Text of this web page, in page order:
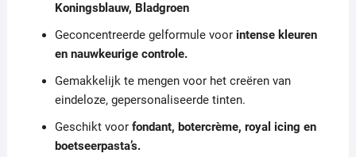
Koningsblauw, Bladgroen
Geconcentreerde gelformule voor intense kleuren
en nauwkeurige controle.
Gemakkelijk te mengen voor het creëren van
eindeloze, gepersonaliseerde tinten.
Geschikt voor fondant, botercrème, royal icing en
boetseerpasta’s.